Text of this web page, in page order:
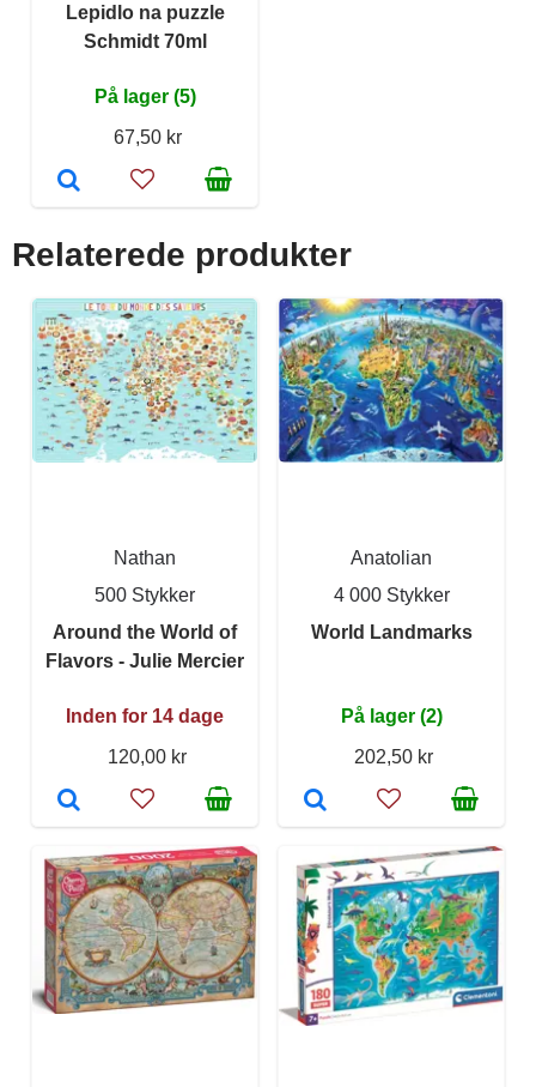
Lepidlo na puzzle
Schmidt 70ml
På lager (5)
67,50 kr
Relaterede produkter
Nathan
500 Stykker
Around the World of
Flavors - Julie Mercier
Inden for 14 dage
120,00 kr
Anatolian
4 000 Stykker
World Landmarks
På lager (2)
202,50 kr